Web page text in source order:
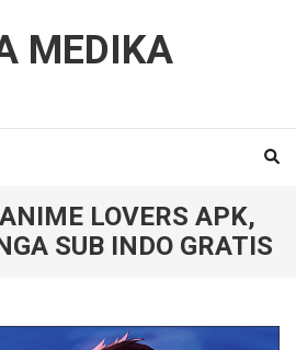
MEDIKA
LOVERS APK,
SUB INDO GRATIS